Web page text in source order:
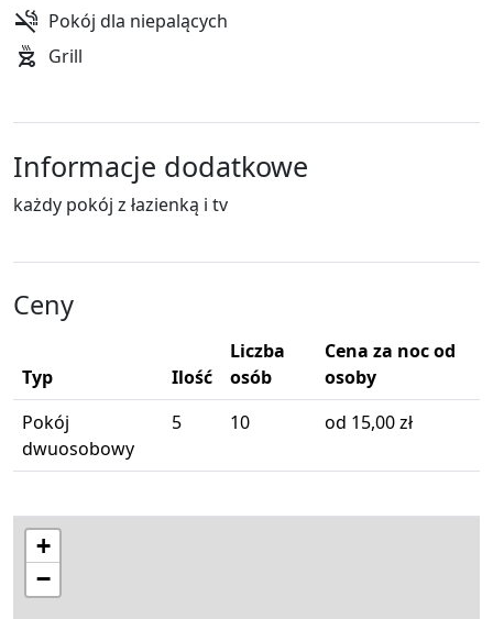
Pokój dla niepalących
Grill
Informacje dodatkowe
każdy pokój z łazienką i tv
Ceny
Typ Ilość
Liczba
osób
Cena za noc od
osoby
Pokój
dwuosobowy
5 10 od 15,00 zł
+
−